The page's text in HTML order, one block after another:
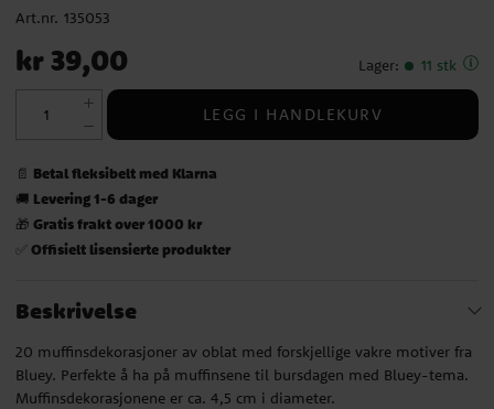
Art.nr. 135053
Pris
:kr 39,00
kr 39,00 Lager: 11 stk
LEGG I HANDLEKURV
📄 Betal fleksibelt med Klarna
🚚 Levering 1-6 dager
🎁 Gratis frakt over 1000 kr
✅ Offisielt lisensierte produkter
Beskrivelse
20 muffinsdekorasjoner av oblat med forskjellige vakre motiver fra
Bluey. Perfekte å ha på muffinsene til bursdagen med Bluey-tema.
Muffinsdekorasjonene er ca. 4,5 cm i diameter.